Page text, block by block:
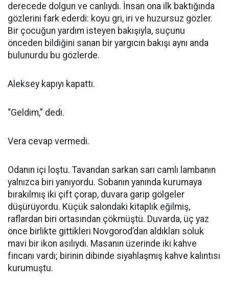
derecede dolgun ve canlıydı. İnsan ona ilk baktığında
gözlerini fark ederdi: koyu gri, iri ve huzursuz gözler.
Bir çocuğun yardım isteyen bakışıyla, suçunu
önceden bildiğini sanan bir yargıcın bakışı aynı anda
bulunurdu bu gözlerde.
Aleksey kapıyı kapattı.
“Geldim,” dedi.
Vera cevap vermedi.
Odanın içi loştu. Tavandan sarkan sarı camlı lambanın
yalnızca biri yanıyordu. Sobanın yanında kurumaya
bırakılmış iki çift çorap, duvara garip gölgeler
düşürüyordu. Küçük salondaki kitaplık eğilmiş,
raflardan biri ortasından çökmüştü. Duvarda, üç yaz
önce birlikte gittikleri Novgorod’dan aldıkları soluk
mavi bir ikon asılıydı. Masanın üzerinde iki kahve
fincanı vardı; birinin dibinde siyahlaşmış kahve kalıntısı
kurumuştu.